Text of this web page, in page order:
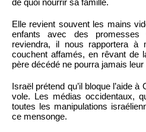
Elle revient souvent les mains
enfants avec des
reviendra, il nous rapportera à
couchent affamés, en rêvant de
père décédé ne pourra jamais leur
Israël prétend qu’il bloque l’aide
vole. Les médias occidentaux,
toutes les manipulations
ce mensonge.